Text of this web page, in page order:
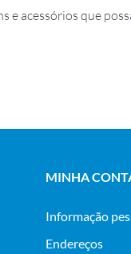
e acessórios que
MINHA
Informação
Endereços